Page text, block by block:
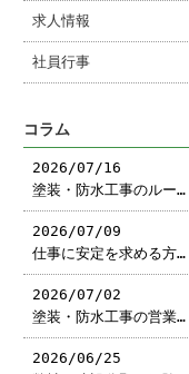
求人情報
社員行事
コラム
2026/07/16
塗装・防水工事のルー…
2026/07/09
仕事に安定を求める方…
2026/07/02
塗装・防水工事の営業…
2026/06/25